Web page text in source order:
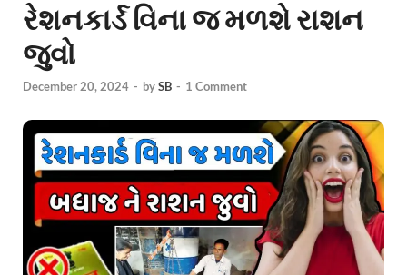
રેશનકાર્ડ વિના જ મળશે રાશન
જુવો
December 20, 2024 - bySB - 1 Comment